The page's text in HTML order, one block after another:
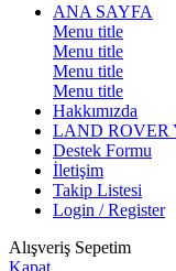
ANA SAYFA
Menu title
Menu title
Menu title
Menu title
Hakkımızda
LAND ROVER
Destek Formu
İletişim
Takip Listesi
Login / Register
Alışveriş Sepetim
Kapat